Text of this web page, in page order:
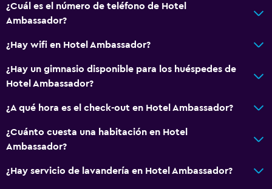
Sofá
Alfombrado
Servicios y facilidades
Centro de negocios
Renta de autos
¿Cuál es el número de teléfono de Hotel
Ambassador?
¿Hay wifi en Hotel Ambassador?
¿Hay un gimnasio disponible para los huéspedes de
Hotel Ambassador?
¿A qué hora es el check-out en Hotel Ambassador?
¿Cuánto cuesta una habitación en Hotel
Ambassador?
¿Hay servicio de lavandería en Hotel Ambassador?